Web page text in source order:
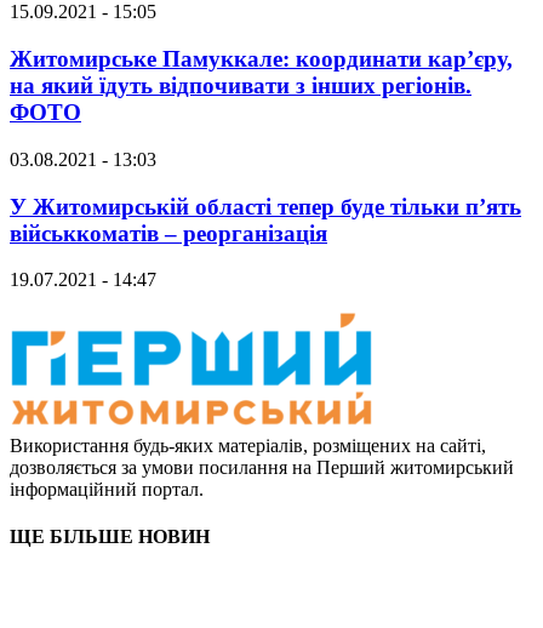
15.09.2021 - 15:05
Житомирське Памуккале: координати кар’єру,
на який їдуть відпочивати з інших регіонів.
ФОТО
03.08.2021 - 13:03
У Житомирській області тепер буде тільки п’ять
військкоматів – реорганізація
19.07.2021 - 14:47
Використання будь-яких матеріалів, розміщених на сайті,
дозволяється за умови посилання на Перший житомирський
інформаційний портал.
ЩЕ БІЛЬШЕ НОВИН